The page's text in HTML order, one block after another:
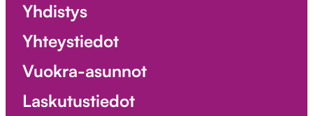
Yhdistys
Yhteystiedot
Vuokra-asunnot
Laskutustiedot